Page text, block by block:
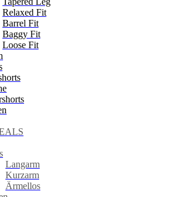
Relaxed Fit
Barrel Fit
Baggy Fit
Loose Fit
Langarm
Kurzarm
Ärmellos